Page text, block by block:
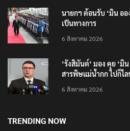
นายกฯ ต้อนรับ ‘มิน ออ
เป็นทางการ
6 สิงหาคม 2026
‘รังสิมันต์’ มอง คุย ‘มิ
สารพิษแม่น้ำกก ไปก็ไ
6 สิงหาคม 2026
TRENDING NOW